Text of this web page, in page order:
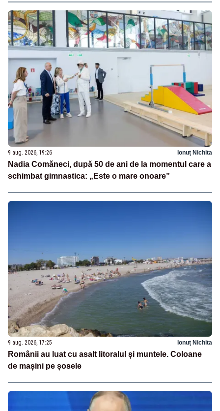
9 aug. 2026, 19:26 Ionuț Nichita
Nadia Comăneci, după 50 de ani de la momentul care a
schimbat gimnastica: „Este o mare onoare”
9 aug. 2026, 17:25 Ionuț Nichita
Românii au luat cu asalt litoralul și muntele. Coloane
de mașini pe șosele